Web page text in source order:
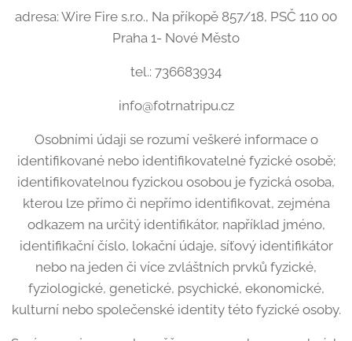
adresa: Wire Fire s.r.o., Na příkopě 857/18, PSČ 110 00
Praha 1- Nové Město
tel.: 736683934
info@fotrnatripu.cz
Osobními údaji se rozumí veškeré informace o
identifikované nebo identifikovatelné fyzické osobě;
identifikovatelnou fyzickou osobou je fyzická osoba,
kterou lze přímo či nepřímo identifikovat, zejména
odkazem na určitý identifikátor, například jméno,
identifikační číslo, lokační údaje, síťový identifikátor
nebo na jeden či více zvláštních prvků fyzické,
fyziologické, genetické, psychické, ekonomické,
kulturní nebo společenské identity této fyzické osoby.